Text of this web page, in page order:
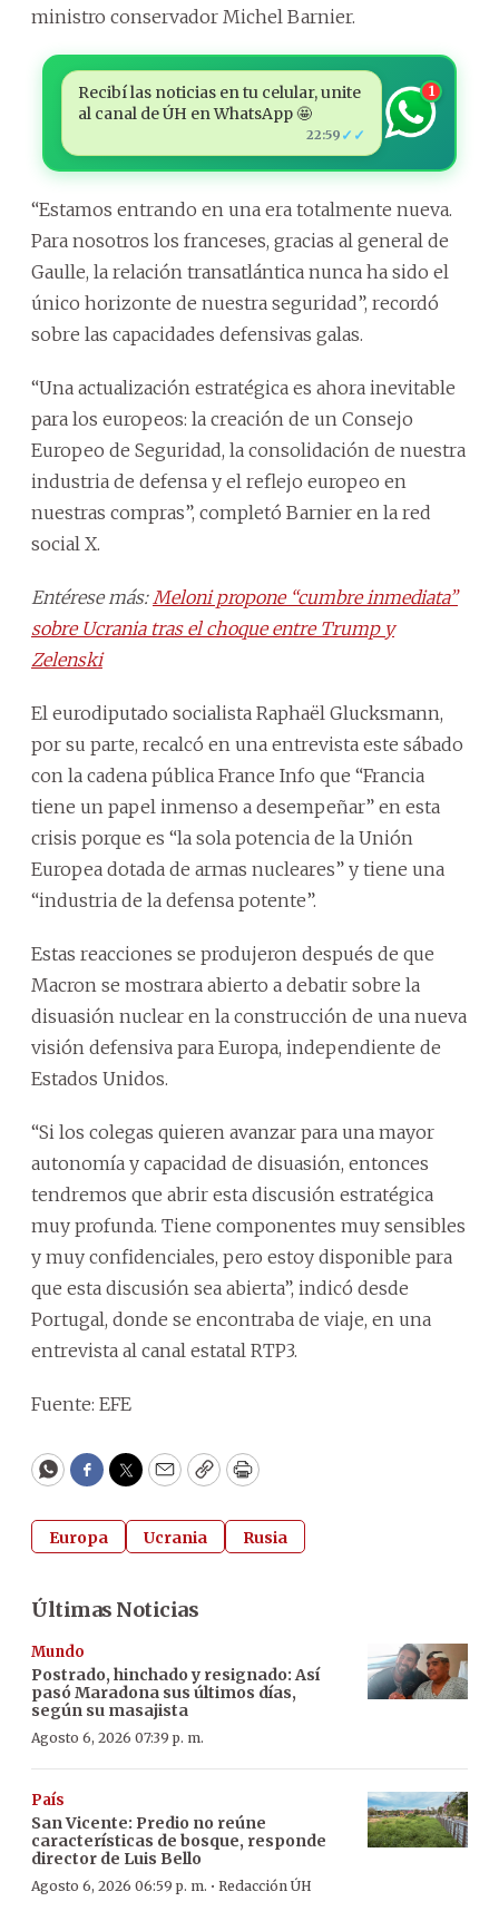
ministro conservador Michel Barnier.
Recibí las noticias en tu celular, unite
al canal de ÚH en WhatsApp 🤩
22:59 ✓✓
1
“Estamos entrando en una era totalmente nueva.
Para nosotros los franceses, gracias al general de
Gaulle, la relación transatlántica nunca ha sido el
único horizonte de nuestra seguridad”, recordó
sobre las capacidades defensivas galas.
“Una actualización estratégica es ahora inevitable
para los europeos: la creación de un Consejo
Europeo de Seguridad, la consolidación de nuestra
industria de defensa y el reflejo europeo en
nuestras compras”, completó Barnier en la red
social X.
Entérese más: Meloni propone “cumbre inmediata”
sobre Ucrania tras el choque entre Trump y
Zelenski
El eurodiputado socialista Raphaël Glucksmann,
por su parte, recalcó en una entrevista este sábado
con la cadena pública France Info que “Francia
tiene un papel inmenso a desempeñar” en esta
crisis porque es “la sola potencia de la Unión
Europea dotada de armas nucleares” y tiene una
“industria de la defensa potente”.
Estas reacciones se produjeron después de que
Macron se mostrara abierto a debatir sobre la
disuasión nuclear en la construcción de una nueva
visión defensiva para Europa, independiente de
Estados Unidos.
“Si los colegas quieren avanzar para una mayor
autonomía y capacidad de disuasión, entonces
tendremos que abrir esta discusión estratégica
muy profunda. Tiene componentes muy sensibles
y muy confidenciales, pero estoy disponible para
que esta discusión sea abierta”, indicó desde
Portugal, donde se encontraba de viaje, en una
entrevista al canal estatal RTP3.
Fuente: EFE
WhatsApp
Facebook
Twitter
EmailCopyPrint
Europa Ucrania Rusia
Últimas Noticias
Mundo
Postrado, hinchado y resignado: Así
pasó Maradona sus últimos días,
según su masajista
Agosto 6, 2026 07:39 p. m.
País
San Vicente: Predio no reúne
características de bosque, responde
director de Luis Bello
Agosto 6, 2026 06:59 p. m. · Redacción ÚH